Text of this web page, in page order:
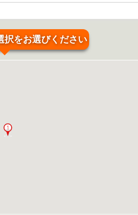
をお選びください